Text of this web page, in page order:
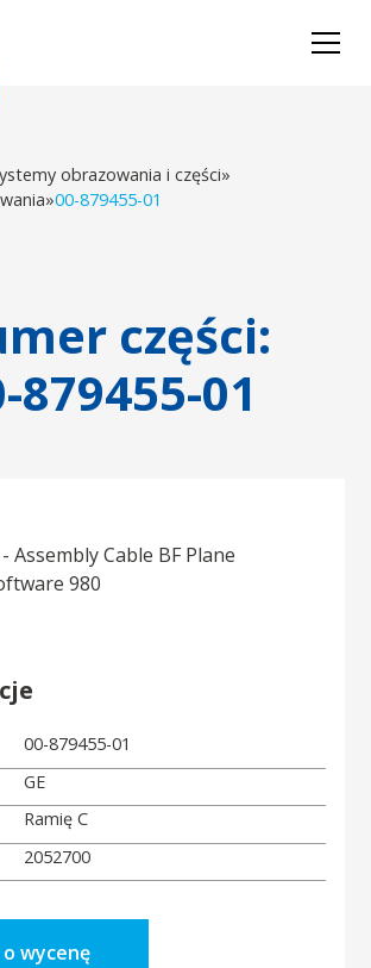
obrazowania i części»
»00-879455-01
części:
879455-01
Assembly Cable BF Plane
980
00-879455-01
GE
Ramię C
2052700
wycenę